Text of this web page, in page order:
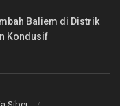
Baliem di Distrik
Kondusif